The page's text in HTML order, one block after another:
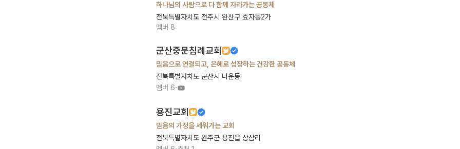
하나님의 사람으로 다 함께 자라가는 공동체
전북특별자치도 전주시 완산구 효자동2가
멤버 8
군산중문침례교회
믿음으로 연결되고, 은혜로 성장하는 건강한 공동체
전북특별자치도 군산시 나운동
멤버 6·
용진교회
믿음의 가정을 세워가는 교회
전북특별자치도 완주군 용진읍 상삼리